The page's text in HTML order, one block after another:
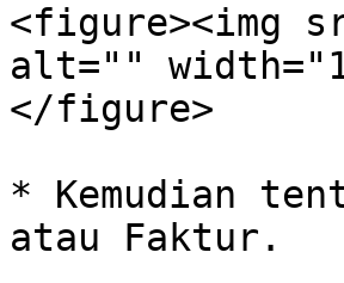
<figure><img
alt=""
</figure>
* Kemudian
atau Faktur.